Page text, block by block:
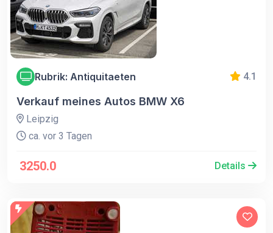
Rubrik: Antiquitaeten 4.1
Verkauf meines Autos BMW X6
Leipzig
ca. vor 3 Tagen
3250.0 Details